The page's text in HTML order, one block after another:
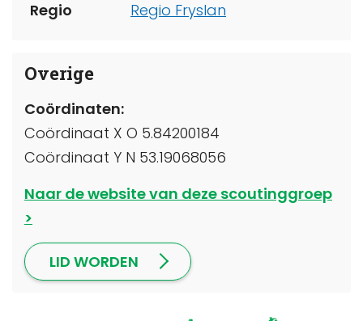
Regio
Regio Fryslan
Overige
Coördinaten:
Coördinaat X O 5.84200184
Coördinaat Y N 53.19068056
Naar de website van deze scoutinggroep
LID WORDEN